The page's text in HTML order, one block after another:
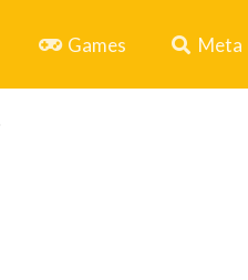
Games Meta